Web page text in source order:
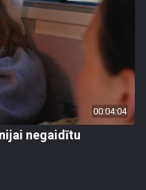
00:04:04
negaidītu